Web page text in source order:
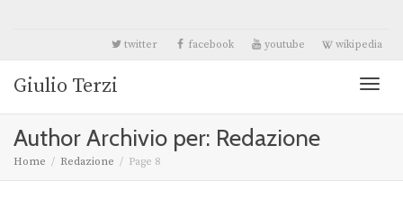
twitter facebook youtube wikipedia
Giulio Terzi
Author Archivio per: Redazione
Home Redazione Page 8